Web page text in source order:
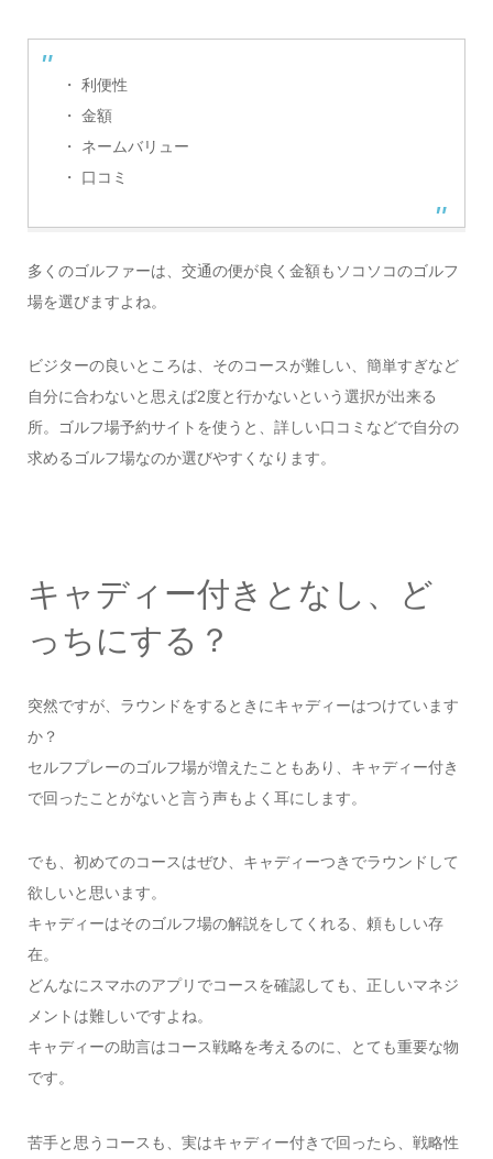
・ 利便性
・ 金額
・ ネームバリュー
・ 口コミ
多くのゴルファーは、交通の便が良く金額もソコソコのゴルフ
場を選びますよね。
ビジターの良いところは、そのコースが難しい、簡単すぎなど
自分に合わないと思えば2度と行かないという選択が出来る
所。ゴルフ場予約サイトを使うと、詳しい口コミなどで自分の
求めるゴルフ場なのか選びやすくなります。
キャディー付きとなし、ど
っちにする？
突然ですが、ラウンドをするときにキャディーはつけています
か？
セルフプレーのゴルフ場が増えたこともあり、キャディー付き
で回ったことがないと言う声もよく耳にします。
でも、初めてのコースはぜひ、キャディーつきでラウンドして
欲しいと思います。
キャディーはそのゴルフ場の解説をしてくれる、頼もしい存
在。
どんなにスマホのアプリでコースを確認しても、正しいマネジ
メントは難しいですよね。
キャディーの助言はコース戦略を考えるのに、とても重要な物
です。
苦手と思うコースも、実はキャディー付きで回ったら、戦略性